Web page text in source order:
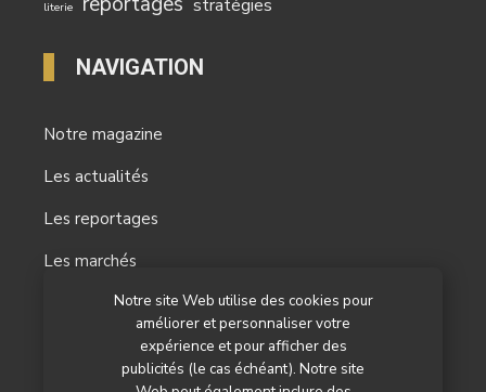
Notre site Web utilise des cookies pour
améliorer et personnaliser votre
expérience et pour afficher des
publicités (le cas échéant). Notre site
literie stratégies
NAVIGATION
Notre magazine
Les actualités
Les reportages
Les marchés